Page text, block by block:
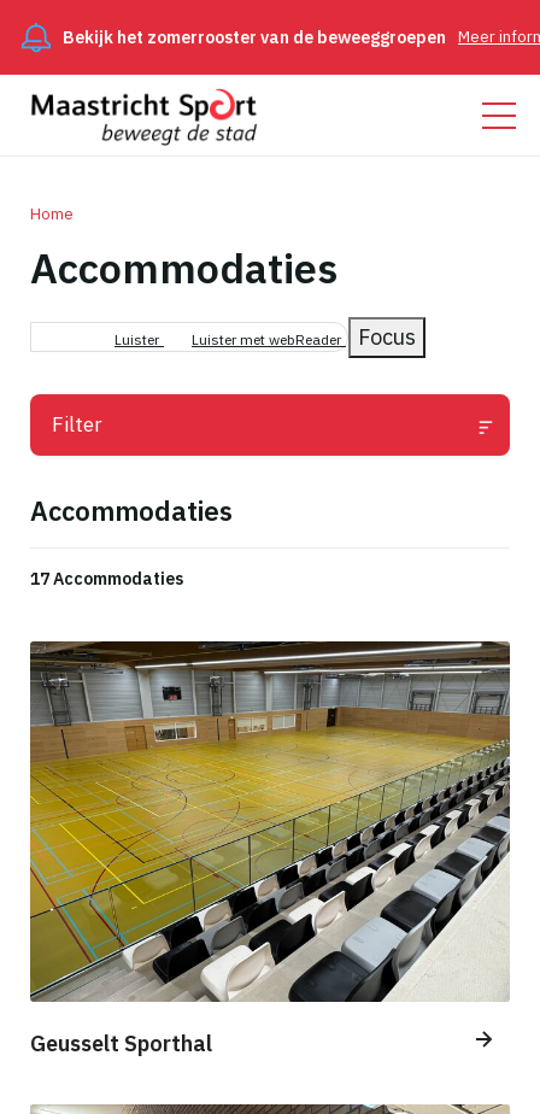
het zomerrooster van de beweeggroepen Meer informatie
Kruimelpad
Home
Accommodaties
Luister Luister met webReader Focus
Filter
Accommodaties
17 Accommodaties
Geusselt Sporthal